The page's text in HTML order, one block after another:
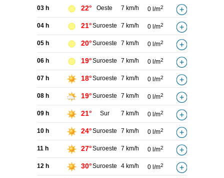
03 h 22° Oeste 7 km/h 0 l/m2
04 h 21°Suroeste 7 km/h 0 l/m2
05 h 20°Suroeste 7 km/h 0 l/m2
06 h 19°Suroeste 7 km/h 0 l/m2
07 h 18°Suroeste 7 km/h 0 l/m2
08 h 19°Suroeste 7 km/h 0 l/m2
09 h 21° Sur 7 km/h 0 l/m2
10 h 24°Suroeste 7 km/h 0 l/m2
11 h 27°Suroeste 7 km/h 0 l/m2
12 h 30°Suroeste 4 km/h 0 l/m2